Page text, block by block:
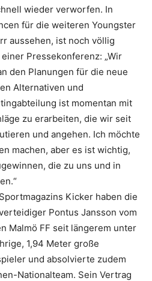
wieder verworfen. In
für die weiteren Youngster
aussehen, ist noch völlig
Pressekonferenz: „Wir
den Planungen für die neue
Alternativen und
ist momentan mit
zu erarbeiten, die wir seit
und angehen. Ich möchte
machen, aber es ist wichtig,
die zu uns und in
Kicker haben die
Pontus Jansson vom
Malmö FF seit längerem unter
1,94 Meter große
und absolvierte zudem
Nationalteam. Sein Vertrag